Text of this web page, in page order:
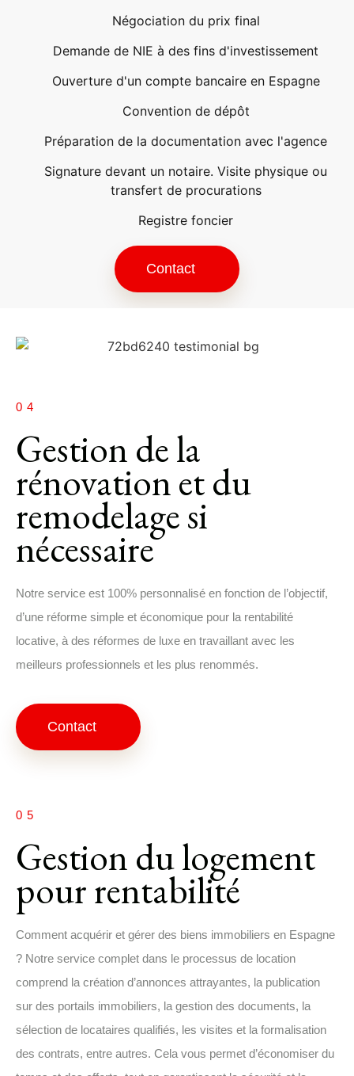
Négociation du prix final
Demande de NIE à des fins d'investissement
Ouverture d'un compte bancaire en Espagne
Convention de dépôt
Préparation de la documentation avec l'agence
Signature devant un notaire. Visite physique ou
transfert de procurations
Registre foncier
Contact
04
Gestion de la
rénovation et du
remodelage si
nécessaire
Notre service est 100% personnalisé en fonction de l’objectif,
d’une réforme simple et économique pour la rentabilité
locative, à des réformes de luxe en travaillant avec les
meilleurs professionnels et les plus renommés.
Contact
05
Gestion du logement
pour rentabilité
Comment acquérir et gérer des biens immobiliers en Espagne
? Notre service complet dans le processus de location
comprend la création d’annonces attrayantes, la publication
sur des portails immobiliers, la gestion des documents, la
sélection de locataires qualifiés, les visites et la formalisation
des contrats, entre autres. Cela vous permet d’économiser du